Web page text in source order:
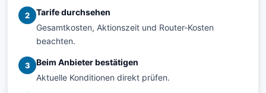
2
Tarife durchsehen
Gesamtkosten, Aktionszeit und Router-Kosten
beachten.
3
Beim Anbieter bestätigen
Aktuelle Konditionen direkt prüfen.